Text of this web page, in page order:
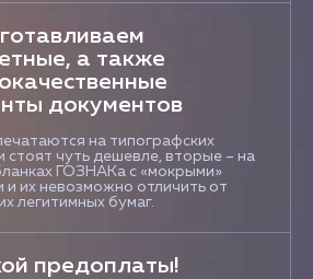
а также
документов
на типографских
стоят чуть дешевле, вторые – на
ГОЗНАКа с «мокрыми»
и их невозможно отличить от
легитимных бумаг.
предоплаты!